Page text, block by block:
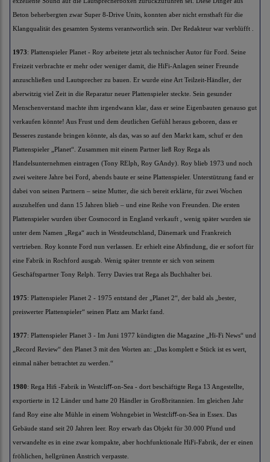
Beton beherbergten zwar Super 8-Drive Units, konnten aber nicht ernsthaft für die
Klangqualität des gesamten Systems verantwortlich sein. Der Redakteur war verblüfft .
1973: Plattenspieler Planet - Roy arbeitete jetzt als technischer Autor für Ford. Seine
Freizeit verbrachte er mehr oder weniger damit, die HiFi-Anlagen seiner Freunde
anzuschließen und Lautsprecher zu bauen. Er wurde eine Art Teilzeit-Händler, der
aberwitzig viel Zeit in die Reparatur neuer Plattenspieler steckte. Sein gesunder
Menschenverstand machte ihm irgendwann klar, dass er seine Eigenbauten genauso gut
verkaufen könnte! Aus Frust und dem deutlichen Gefühl heraus geboren, dass er
Besseres zustande bringen könnte, als das, was so auf den Markt kam, schuf er den
Plattenspieler „Planet“. Zusammen mit einem Partner ließ Roy Rega als
Handelsunternehmen eintragen (Tony RElph, Roy GAndy). Roy blieb 1973 und noch
zwei weitere Jahre bei Ford, abends baute er seine Plattenspieler. Unterstützung fand er
dabei von seinen Partnern – seine Mutter, die sich bereit erklärte, für zwei Wochen
auszuhelfen und dann 15 Jahren blieb – und eine Reihe von Freunden. Die ersten
Plattenspieler wurden über Cosmocord in England verkauft , wenig später wurden sie
unter dem Namen „Rega“ auch in Westdeutschland, Dänemark und Frankreich
vertrieben. Roy konnte Ford nun verlassen. Er erhielt eine Abﬁndung, die er sofort für
eine Fabrik in Rochford ausgab. Wenig später trennte er sich von seinem
Geschäftspartner Tony Relph. Terry Davies trat Rega als Buchhalter bei.
1975: Plattenspieler Planet 2 - 1975 entstand der „Planet 2“, der bald als „bester,
preiswerter Plattenspieler“ seinen Platz am Markt fand.
1977: Plattenspieler Planet 3 - Im Juni 1977 kündigten die Magazine „Hi-Fi News“ und
„Record Review“ den Planet 3 mit den Worten an: „Das komplett e Stück ist es wert,
einmal näher betrachtet zu werden.“
1980: Rega Hiﬁ -Fabrik in Westcliﬀ-on-Sea - dort beschäftigte Rega 13 Angestellte,
exportierte in 12 Länder und hatte 20 Händler in Großbritannien. Im gleichen Jahr
fand Roy eine alte Mühle in einem Wohngebiet in Westcliﬀ-on-Sea in Essex. Das
Gebäude stand seit 20 Jahren leer. Roy erwarb das Objekt für 30.000 Pfund und
verwandelte es in eine zwar kompakte, aber hochfunktionale HiFi-Fabrik, der er einen
fröhlichen, hellgrünen Anstrich verpasste.